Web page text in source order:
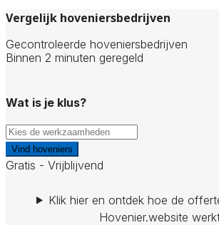
Vergelijk hoveniersbedrijven
Gecontroleerde hoveniersbedrijven
Binnen 2 minuten geregeld
Wat is je klus?
Vind hoveniers
Gratis - Vrijblijvend
Klik hier en ontdek hoe de
Hovenier.website